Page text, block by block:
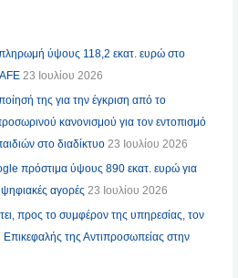
ύψους 118,2 εκατ. ευρώ στο
23 Ιουλίου 2026
της για την έγκριση από το
κανονισμού για τον εντοπισμό
στο διαδίκτυο 23 Ιουλίου 2026
πρόστιμα ύψους 890 εκατ. ευρώ για
ψηφιακές αγορές 23 Ιουλίου 2026
προς το συμφέρον της υπηρεσίας, τον
της Αντιπροσωπείας στην